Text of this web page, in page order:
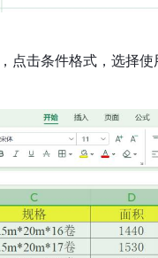
点击条件格式，选择使